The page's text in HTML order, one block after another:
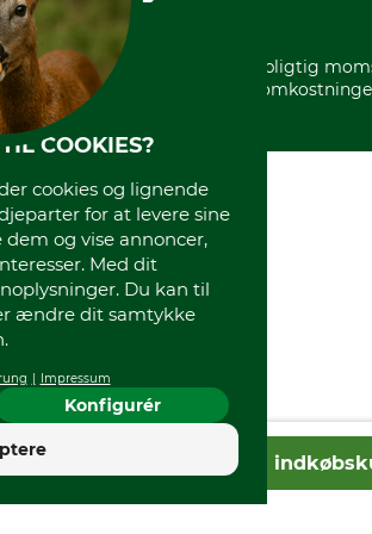
Tilføj til
* Alle priser inkl. lovpligtig
COOKIES?
cookies og lignende
for at levere sine
og vise annoncer,
Med dit
Du kan til
ændre dit samtykke
Impressum
Konfigurér